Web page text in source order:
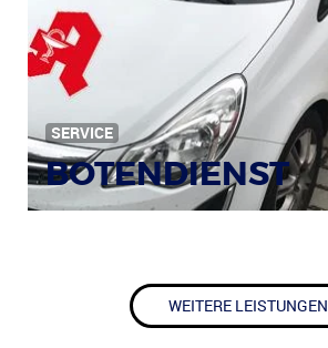
SERVICE
BOTENDIENST
WEITERE LEISTUNGEN